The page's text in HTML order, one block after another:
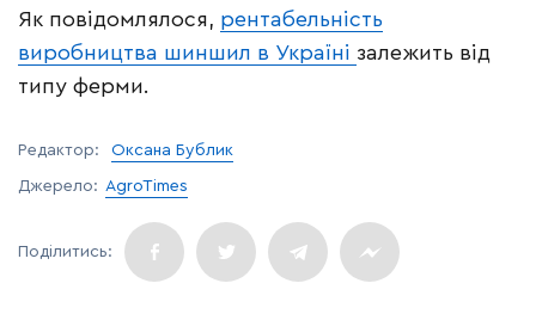
Як повідомлялося, рентабельність
виробництва шиншил в Україні залежить від
типу ферми.
Редактор: Оксана Бублик
Джерело: AgroTimes